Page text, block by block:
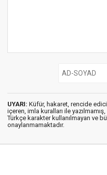
UYARI: Küfür, hakaret, rencide
içeren, imla kuralları ile yazılmamış,
Türkçe karakter kullanılmayan ve
onaylanmamaktadır.